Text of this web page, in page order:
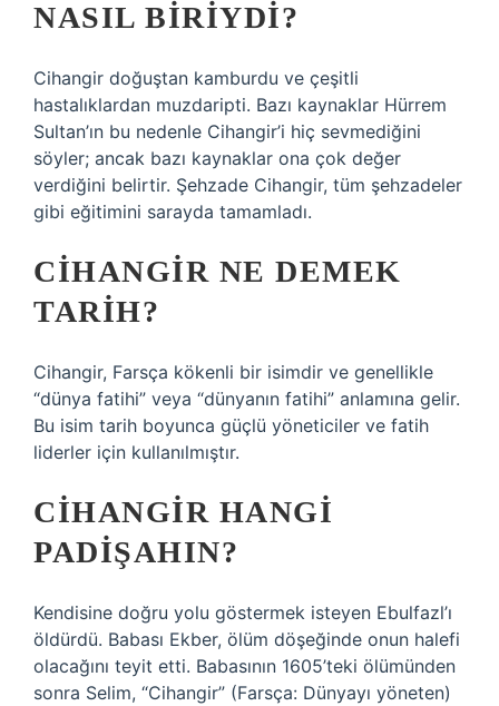
NASIL BIRIYDI?
Cihangir doğuştan kamburdu ve çeşitli
hastalıklardan muzdaripti. Bazı kaynaklar Hürrem
Sultan’ın bu nedenle Cihangir’i hiç sevmediğini
söyler; ancak bazı kaynaklar ona çok değer
verdiğini belirtir. Şehzade Cihangir, tüm şehzadeler
gibi eğitimini sarayda tamamladı.
CIHANGIR NE DEMEK
TARIH?
Cihangir, Farsça kökenli bir isimdir ve genellikle
“dünya fatihi” veya “dünyanın fatihi” anlamına gelir.
Bu isim tarih boyunca güçlü yöneticiler ve fatih
liderler için kullanılmıştır.
CIHANGIR HANGI
PADIŞAHIN?
Kendisine doğru yolu göstermek isteyen Ebulfazl’ı
öldürdü. Babası Ekber, ölüm döşeğinde onun halefi
olacağını teyit etti. Babasının 1605’teki ölümünden
sonra Selim, “Cihangir” (Farsça: Dünyayı yöneten)